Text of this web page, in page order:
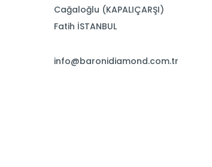
Cağaloğlu (KAPALIÇARŞI)
Fatih İSTANBUL
info@baronidiamond.com.tr